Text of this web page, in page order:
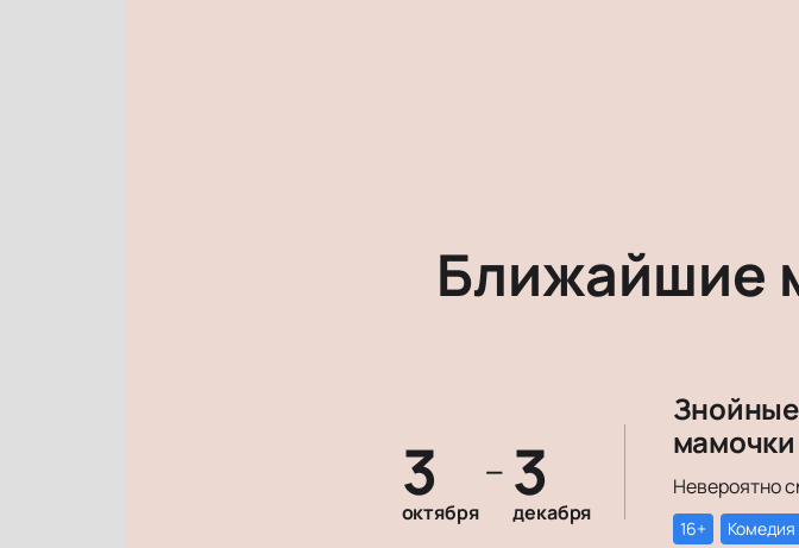
Ближайшие
3
октября
— 3
декабря
Знойные
мамочки
16+ Комедия